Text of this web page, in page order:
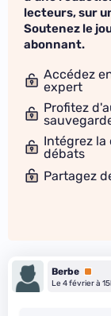
lecteurs, sur
Soutenez le
abonnant.
Accédez
expert
Profitez
Intégrez la
débats
Partagez
Berbe
Le 4 février à